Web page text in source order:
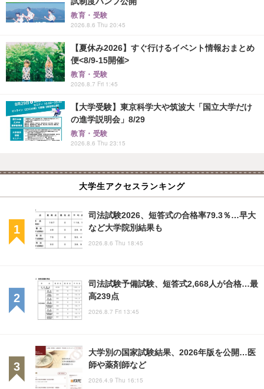
教育・受験
2026.8.6 Thu 20:45
【夏休み2026】すぐ行けるイベント情報おまとめ
便<8/9-15開催>
教育・受験
2026.8.7 Fri 1:45
【大学受験】東京科学大や筑波大「国立大学だけ
の進学説明会」8/29
教育・受験
2026.8.6 Thu 23:15
大学生アクセスランキング
司法試験2026、短答式の合格率79.3％…早大
など大学院別結果も
2026.8.6 Thu 18:45
司法試験予備試験、短答式2,668人が合格…最
高239点
2026.8.7 Fri 13:45
大学別の国家試験結果、2026年版を公開…医
師や薬剤師など
2026.4.9 Thu 16:15